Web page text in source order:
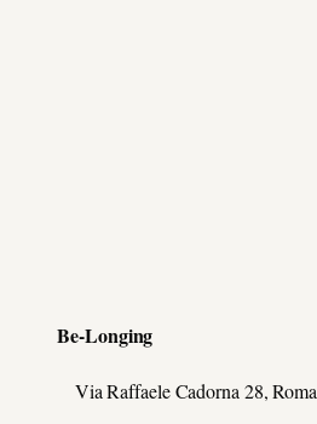
Via Raffaele Cadorna 28, Roma